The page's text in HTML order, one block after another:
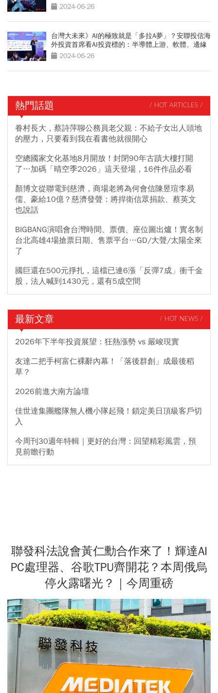
2024-06-26
台灣大未來》AI的極致就是「多拉A夢」？安聯投信海
外投資首席看AI投資標的：半導體上游、軟體、邊緣
運算2024-06-26
熱門話題 / HOT ARTICLES /
眷村長大，蔡詩萍聊公務員老父親：不給子女出人頭地
的壓力，只要看到我在看書他就很開心
空總國家文化基地8月開放！封閉90年古蹟大樓打開
了…加碼「晴空季2026」這天登場，16件作品必看
顏博文從聯電到慈濟，商場老將為何會信陳昱瑄李易
儒、豪給10億？慈濟發聲：將捍衛信眾捐款、蔡英文
也說話
BIGBANG演唱會台灣時間、票價、座位圖出爐！實名制
台北高雄4場搶票日期、售票平台…GD/大聲/太陽全來
了
國巨還在500元掙扎，這檔已連6漲「反彈7成」衝千金
股，法人喊到1430元，還有5成空間
最新文章 / HOT NEWS /
2026年下半年投資展望：狂熱漲勢 vs 嚴峻現實
友達二把手柯富仁裸辭內幕！「落後群創」成最後稻
草？
2026前進大南方論壇
佳世達集團艦隊無人機小隊起飛！鎖定美日頂級客戶切
入
今周刊30週年特輯｜更好的台灣：回望精彩風雲，預
見前瞻行動
聯發科法說會黃仁勳合作來了！輝達AI
PC處理器、谷歌TPU齊開花？本周俄烏
停火露曙光？｜今周重磅